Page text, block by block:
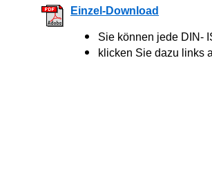
Einzel-Download
Sie können jede DIN-
klicken Sie dazu links